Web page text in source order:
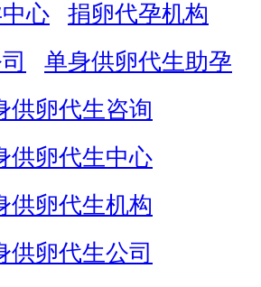
心
捐卵代孕机构
单身供卵代生助孕
供卵代生咨询
供卵代生中心
供卵代生机构
供卵代生公司